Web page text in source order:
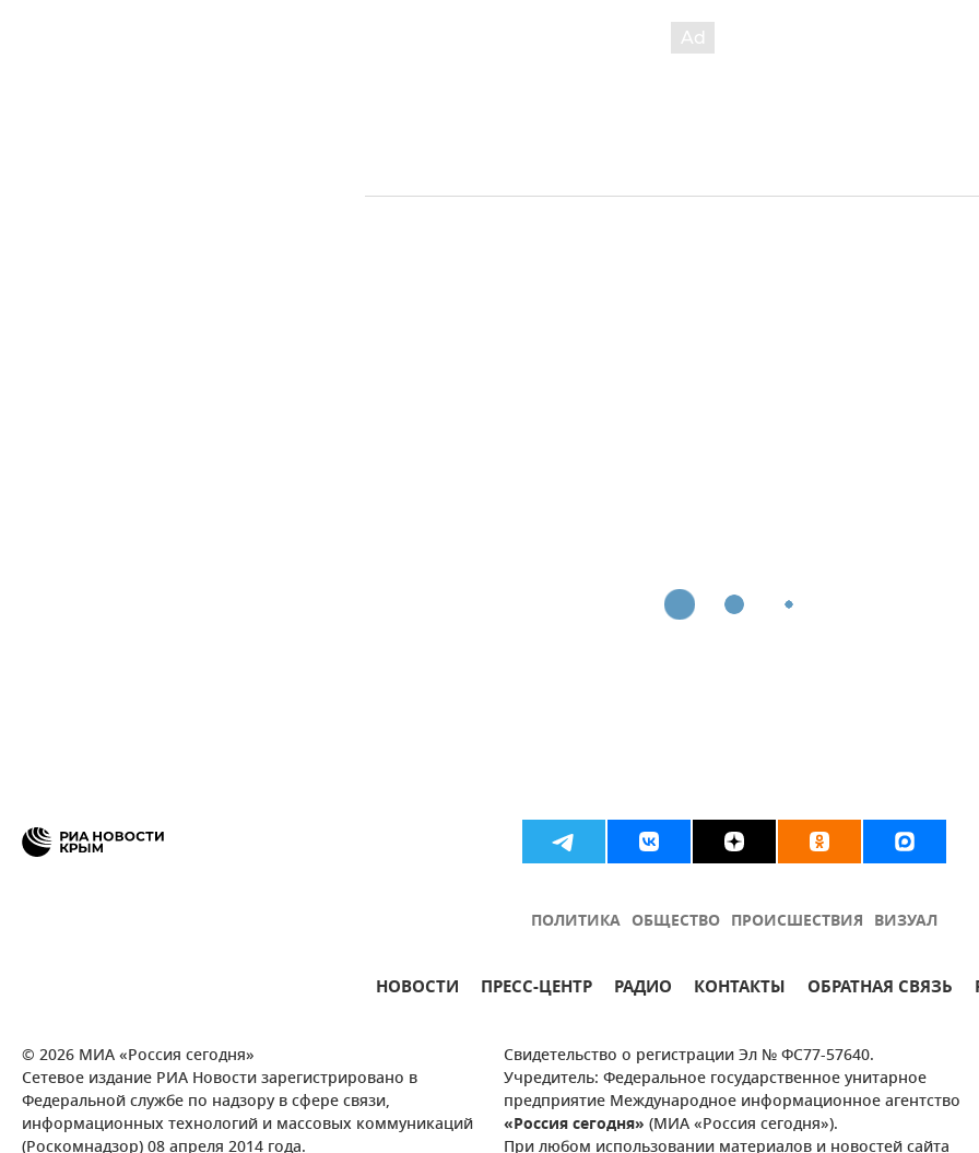
ПОЛИТИКА ОБЩЕСТВО ПРОИСШЕСТВИЯ ВИЗУАЛ
НОВОСТИ ПРЕСС-ЦЕНТР РАДИО КОНТАКТЫ ОБРАТНАЯ СВЯЗЬ
© 2026 МИА «Россия сегодня»
Сетевое издание РИА Новости зарегистрировано в
Федеральной службе по надзору в сфере связи,
информационных технологий и массовых коммуникаций
Свидетельство о регистрации Эл № ФС77-57640.
Учредитель: Федеральное государственное унитарное
предприятие Международное информационное агентство
«Россия сегодня» (МИА «Россия сегодня»).